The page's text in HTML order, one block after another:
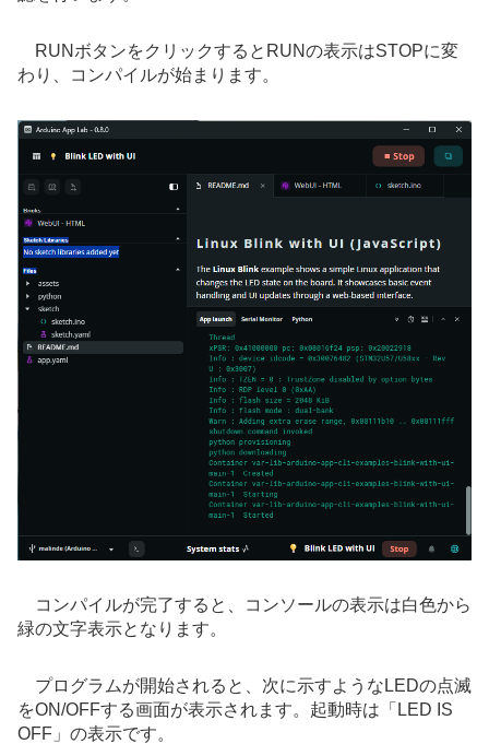
RUNボタンをクリックするとRUNの表示はSTOPに変
わり、コンパイルが始まります。
コンパイルが完了すると、コンソールの表示は白色から
緑の文字表示となります。
プログラムが開始されると、次に示すようなLEDの点滅
をON/OFFする画面が表示されます。起動時は「LED IS
OFF」の表示です。